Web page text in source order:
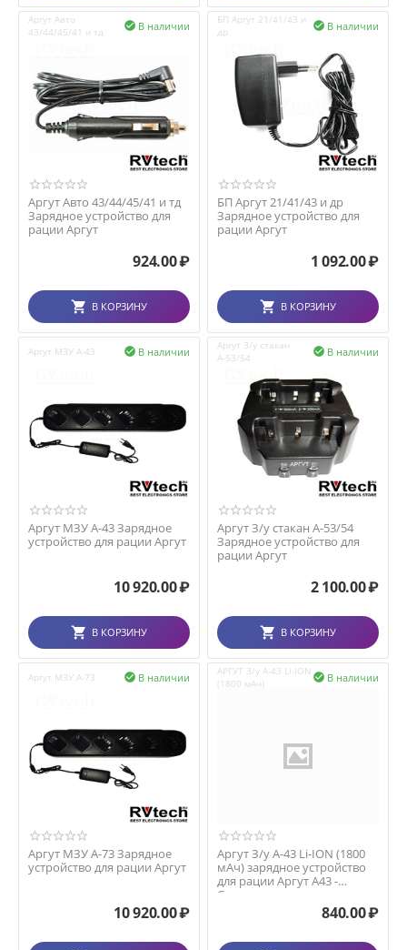
Аргут Авто
43/44/45/41 и тд
В наличии

Аргут Авто 43/44/45/41 и тд
Зарядное устройство для
рации Аргут
924.00₽
В КОРЗИНУ
БП Аргут 21/41/43 и
др
В наличии

БП Аргут 21/41/43 и др
Зарядное устройство для
рации Аргут
1 092.00₽
В КОРЗИНУ
Аргут МЗУ А-43 В наличии

Аргут МЗУ А-43 Зарядное
устройство для рации Аргут
10 920.00₽
В КОРЗИНУ
Аргут З/у стакан
А-53/54
В наличии

Аргут З/у стакан А-53/54
Зарядное устройство для
рации Аргут
2 100.00₽
В КОРЗИНУ
Аргут МЗУ А-73 В наличии

Аргут МЗУ А-73 Зарядное
устройство для рации Аргут
10 920.00₽
АРГУТ З/у А-43 Li-ION
(1800 мАч)
В наличии

Аргут З/у А-43 Li-ION (1800
мАч) зарядное устройство
для рации Аргут А43 -
Стакан
840.00₽